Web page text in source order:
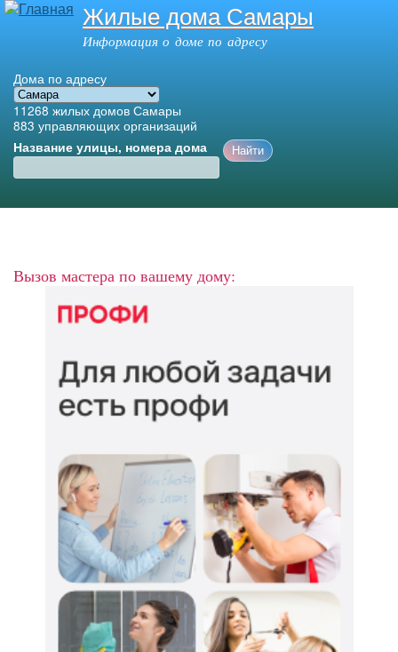
Перейти к
основному
Жилые дома Самары
Информация о доме по адресу
Дома по адресу
11268 жилых домов Самары
883 управляющих организаций
Название улицы, номера дома
Вызов мастера по вашему дому: